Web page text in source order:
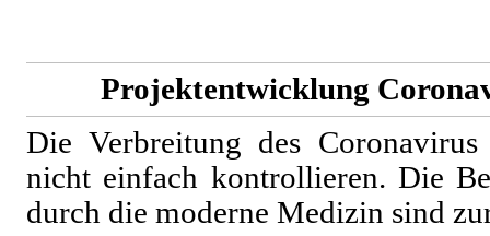
Projektentwicklung
Die Verbreitung des
nicht einfach kontrollieren. Die
durch die moderne Medizin sind